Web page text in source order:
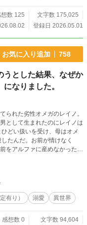
数 125
文字数 175,025
登録日 2026.05.01
お気に入り追加 758
うとした結果、なぜか
なりました。
られた劣性オメガのレイノ。
として生まれたのにレイノは
どい扱いを受け、母はオメ
たんだ。お前が情けなく
をアルファに産めなかった母
』 母の遺体を前に、父か
なレイノに優しくしてくれ
のに。 彼の隣には、美しい
番いたいオメガが他にでき
、自ら命を断とうとしたレ
ライアスだった。 「人が落
たライアス。 しかしライア
有り） 溺愛 異世界
感想数 0
文字数 94,604